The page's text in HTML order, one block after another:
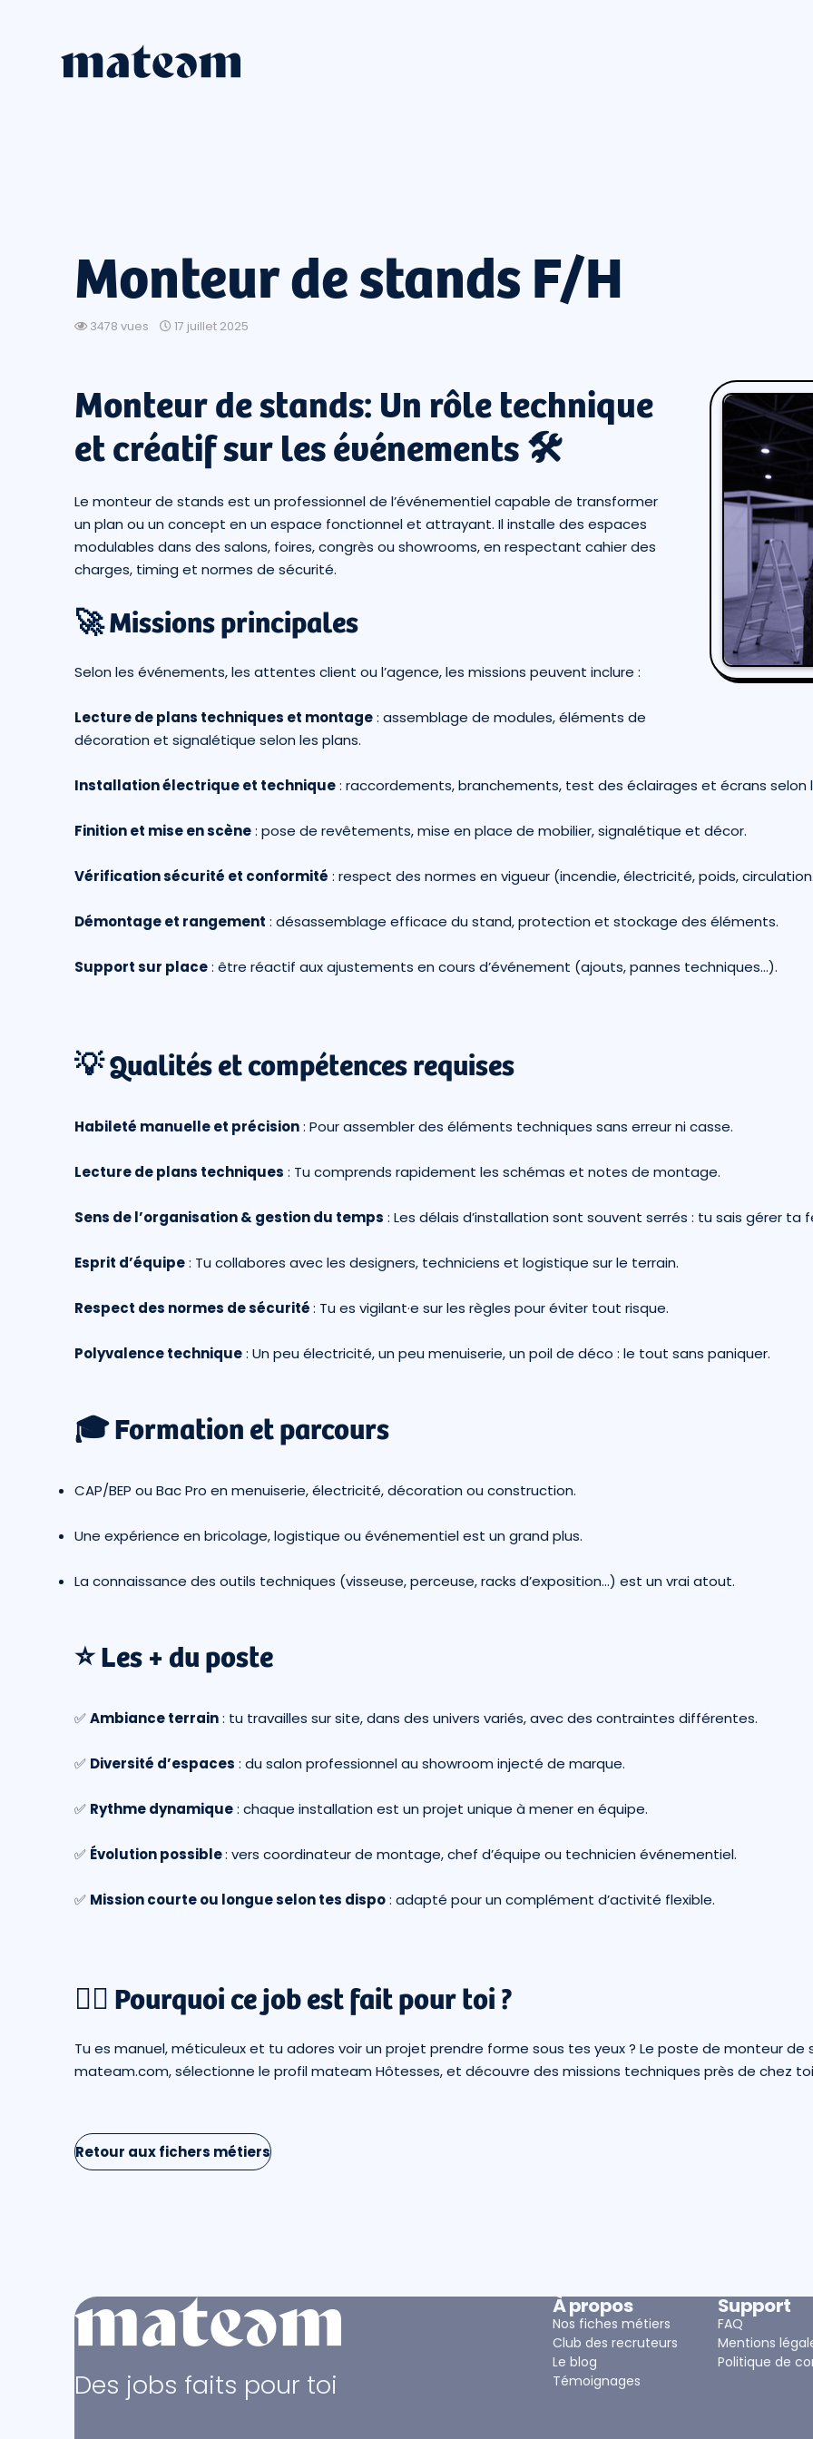
Monteur de stands F/H
3478 vues 17 juillet 2025
Monteur de stands: Un rôle technique
et créatif sur les événements 🛠️
Le monteur de stands est un professionnel de l’événementiel capable de transformer
un plan ou un concept en un espace fonctionnel et attrayant. Il installe des espaces
modulables dans des salons, foires, congrès ou showrooms, en respectant cahier des
charges, timing et normes de sécurité.
🚀 Missions principales
Selon les événements, les attentes client ou l’agence, les missions peuvent inclure :
Lecture de plans techniques et montage: assemblage de modules, éléments de
décoration et signalétique selon les plans.
Installation électrique et technique: raccordements, branchements, test des éclairages et écrans selon
Finition et mise en scène: pose de revêtements, mise en place de mobilier, signalétique et décor.
Vérification sécurité et conformité : respect des normes en vigueur (incendie, électricité, poids,
Démontage et rangement : désassemblage efficace du stand, protection et stockage des éléments.
Support sur place: être réactif aux ajustements en cours d’événement (ajouts, pannes techniques…).
💡 Qualités et compétences requises
Habileté manuelle et précision: Pour assembler des éléments techniques sans erreur ni casse.
Lecture de plans techniques : Tu comprends rapidement les schémas et notes de montage.
Sens de l’organisation & gestion du temps : Les délais d’installation sont souvent serrés : tu sais gérer ta
Esprit d’équipe: Tu collabores avec les designers, techniciens et logistique sur le terrain.
Respect des normes de sécurité: Tu es vigilant·e sur les règles pour éviter tout risque.
Polyvalence technique: Un peu électricité, un peu menuiserie, un poil de déco : le tout sans paniquer.
🎓 Formation et parcours
CAP/BEP ou Bac Pro en menuiserie, électricité, décoration ou construction.
Une expérience en bricolage, logistique ou événementiel est un grand plus.
La connaissance des outils techniques (visseuse, perceuse, racks d’exposition…) est un vrai atout.
⭐️ Les + du poste
✅Ambiance terrain: tu travailles sur site, dans des univers variés, avec des contraintes différentes.
✅ Diversité d’espaces : du salon professionnel au showroom injecté de marque.
✅ Rythme dynamique: chaque installation est un projet unique à mener en équipe.
✅ Évolution possible: vers coordinateur de montage, chef d’équipe ou technicien événementiel.
✅ Mission courte ou longue selon tes dispo: adapté pour un complément d’activité flexible.
👉🏼 Pourquoi ce job est fait pour toi ?
Tu es manuel, méticuleux et tu adores voir un projet prendre forme sous tes yeux ? Le poste de monteur
mateam.com, sélectionne le profil mateam Hôtesses, et découvre des missions techniques près de chez
Retour aux fichers métiers
Des jobs faits pour toi
À propos
Nos fiches métiers
Club des recruteurs
Le blog
Témoignages
Support
FAQ
Mentions
Politique de